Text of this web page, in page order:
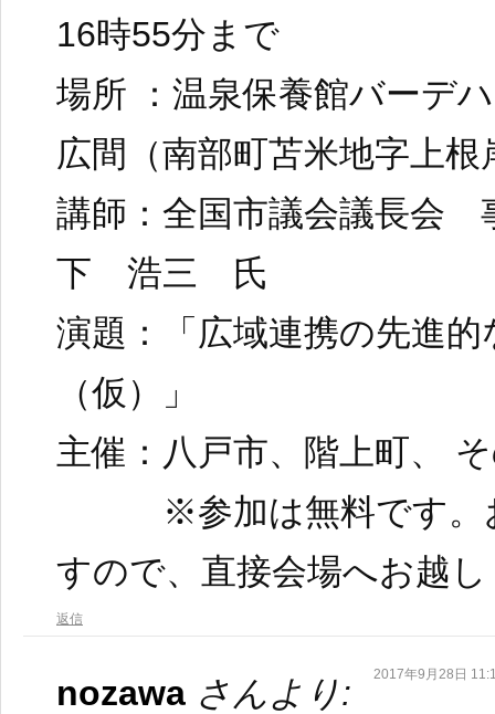
16時55分まで
場所 ：温泉保養館バーデ
広間（南部町苫米地字上根
講師：全国市議会議長
下 浩三 氏
演題：「広域連携の先進
（仮）」
主催：八戸市、階上町、
※参加は無料です。お
すので、直接会場へお越
返信
nozawa さんより: 2017年9月28日